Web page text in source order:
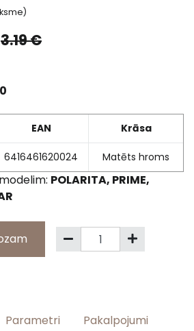
3.19 €
EAN Krāsa
6416461620024 Matēts hroms
POLARITA, PRIME,
Parametri
Pakalpojumi